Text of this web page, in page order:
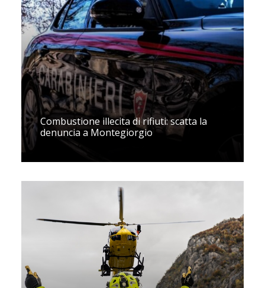
Combustione illecita di rifiuti: scatta la
denuncia a Montegiorgio